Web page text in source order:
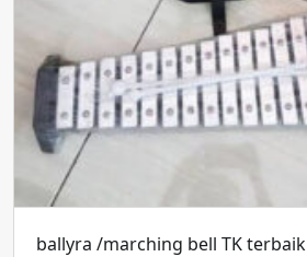
ballyra /marching bell TK terbaik